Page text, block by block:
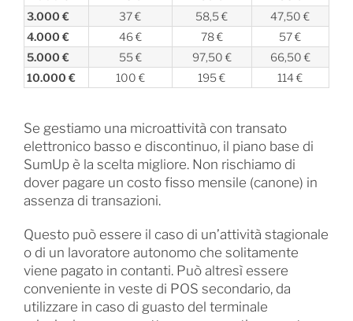
3.000 €
37 € 58,5 €
47,50 €
4.000 €
46 € 78 €
57 €
5.000 €
55 € 97,50 €
66,50 €
10.000 €
100 € 195 € 114 €
Se gestiamo una microattività con transato
elettronico basso e discontinuo, il piano base di
SumUp è la scelta migliore. Non rischiamo di
dover pagare un costo fisso mensile (canone) in
assenza di transazioni.
Questo può essere il caso di un’attività stagionale
o di un lavoratore autonomo che solitamente
viene pagato in contanti. Può altresì essere
conveniente in veste di POS secondario, da
utilizzare in caso di guasto del terminale